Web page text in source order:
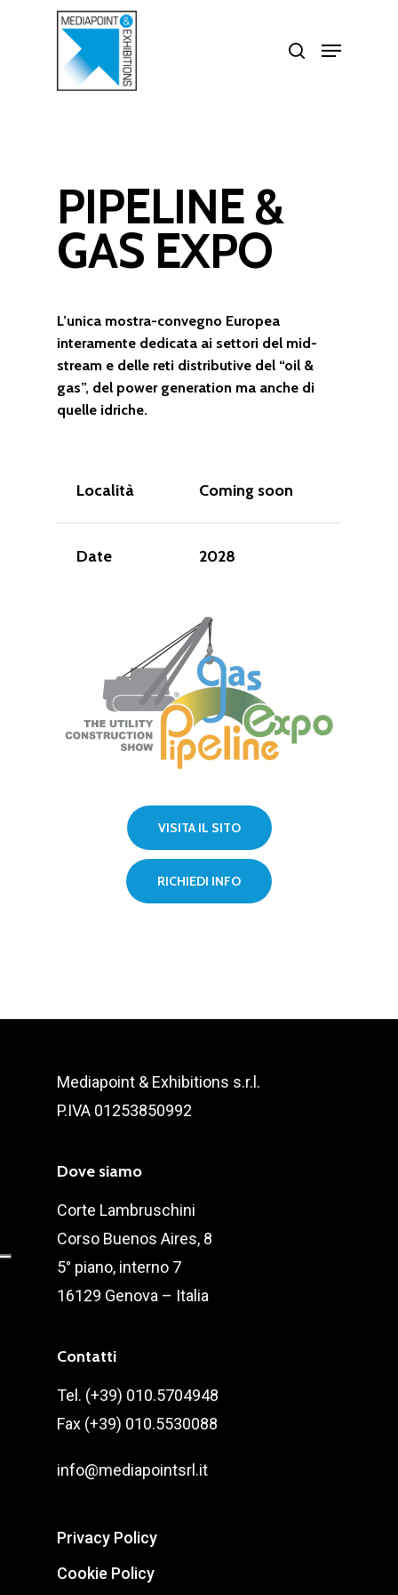
Menu
PIPELINE &
GAS EXPO
L’unica mostra-convegno Europea
interamente dedicata ai settori del mid-
stream e delle reti distributive del “oil &
gas”, del power generation ma anche di
quelle idriche.
Località Coming soon
Date 2028
VISITA IL SITO
RICHIEDI INFO
Mediapoint & Exhibitions s.r.l.
P.IVA 01253850992
Dove siamo
Corte Lambruschini
Corso Buenos Aires, 8
5° piano, interno 7
16129 Genova – Italia
Contatti
Tel. (+39) 010.5704948
Fax (+39) 010.5530088
info@mediapointsrl.it
Privacy Policy
Cookie Policy